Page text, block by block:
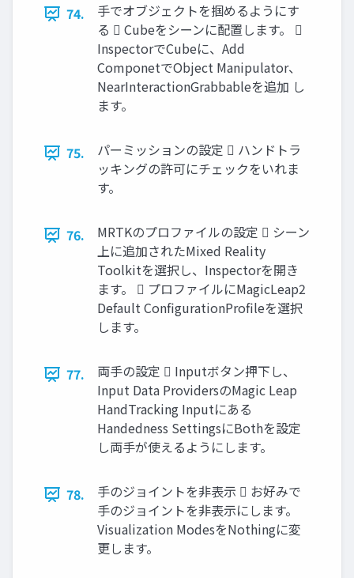
74.
手でオブジェクトを掴めるようにす
る  Cubeをシーンに配置します。 
InspectorでCubeに、Add
ComponetでObject Manipulator、
NearInteractionGrabbableを追加 し
ます。
75.
パーミッションの設定  ハンドトラ
ッキングの許可にチェックをいれま
す。
76.
MRTKのプロファイルの設定  シーン
上に追加されたMixed Reality
Toolkitを選択し、Inspectorを開き
ます。  プロファイルにMagicLeap2
Default ConfigurationProfileを選択
します。
77.
両手の設定  Inputボタン押下し、
Input Data ProvidersのMagic Leap
HandTracking Inputにある
Handedness SettingsにBothを設定
し両手が使えるようにします。
78.
手のジョイントを非表示  お好みで
手のジョイントを非表示にします。
Visualization ModesをNothingに変
更します。